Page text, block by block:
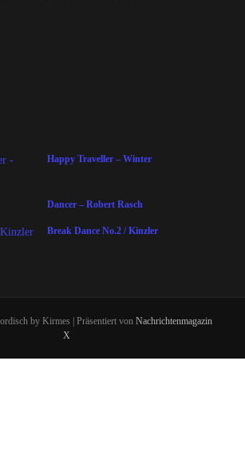
Happy Traveller – Winter
Dancer – Robert Rasch
Break Dance No.2 / Kinzler
by Kirmes | Präsentiert von Nachrichtenmagazin
X